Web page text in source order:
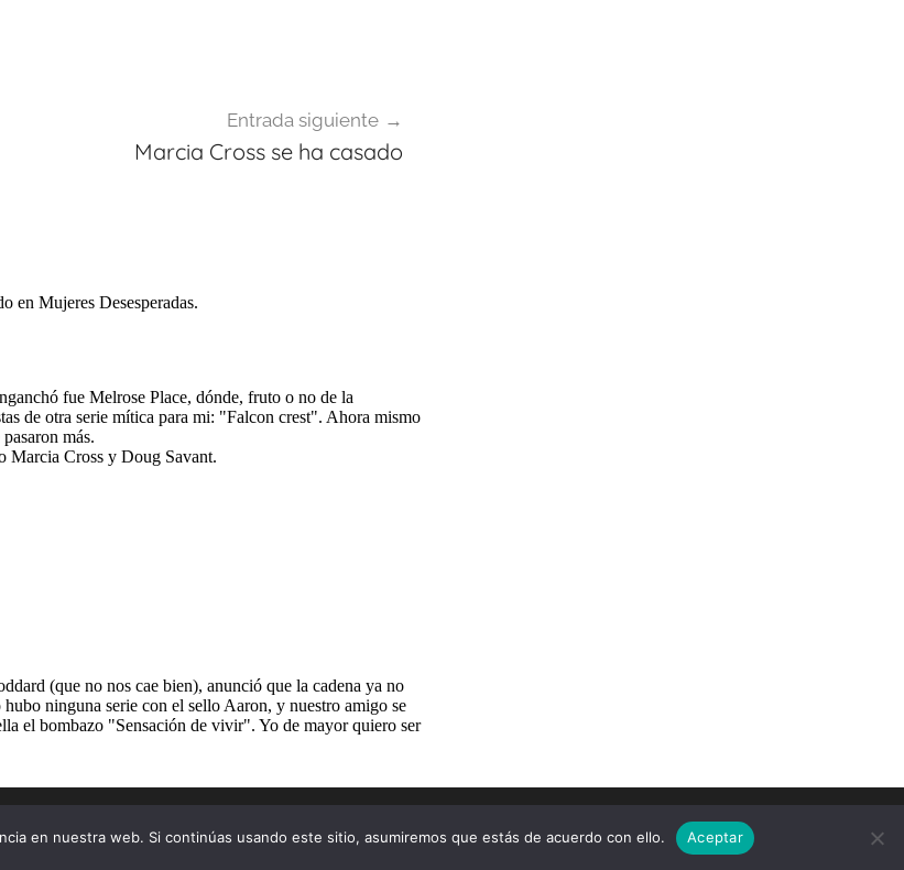
Entrada siguiente
Marcia Cross se ha casado
en nuestra web. Si continúas usando este sitio, asumiremos que estás de acuerdo con ello. Aceptar